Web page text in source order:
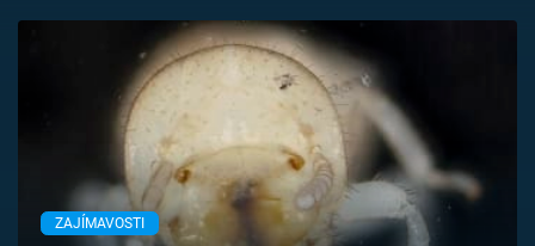
TV Program
ZAJÍMAVOSTI